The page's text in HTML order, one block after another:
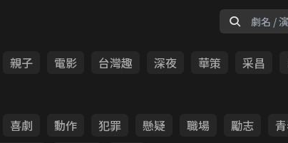
親子 電影 台灣趣 深夜 華策 采昌
喜劇 動作 犯罪 懸疑 職場 勵志